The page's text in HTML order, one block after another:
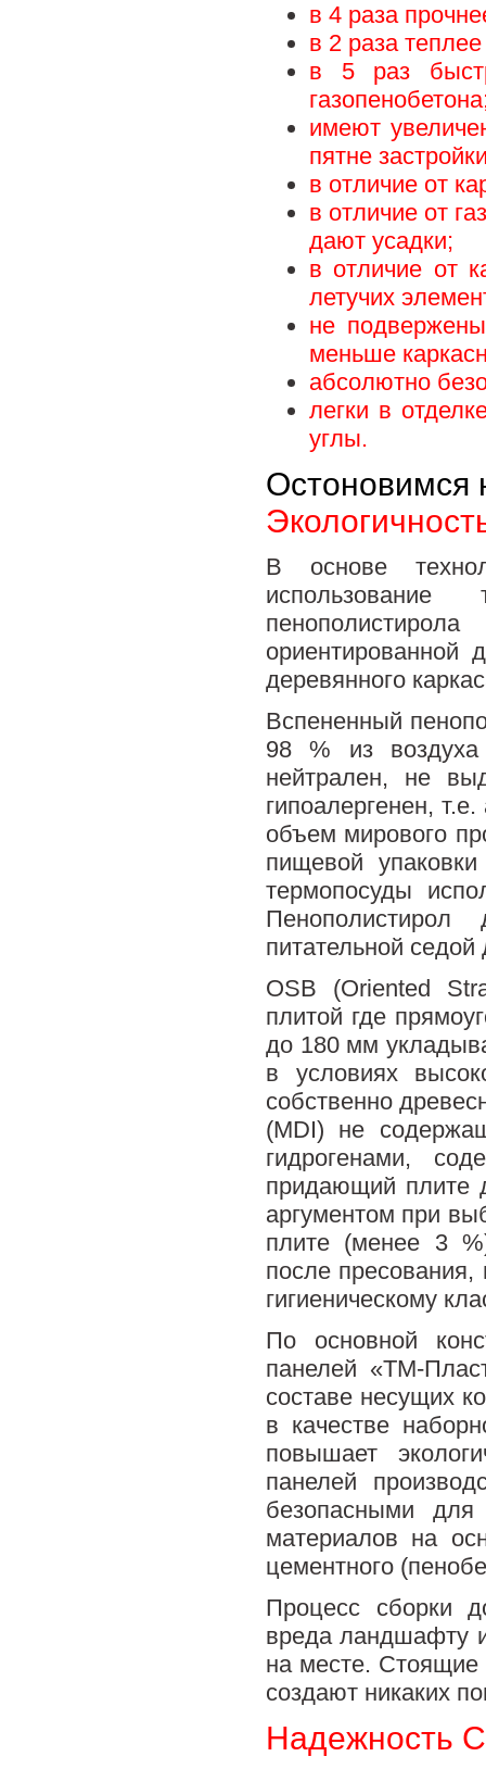
в 4 раза
в 2 раза
в 5 раз
имеют
пятне
в отличие от
в отличие от
дают усадки;
в отличие от
летучих
не
меньше
абсолютно
легки в
углы.
Остоновимся
В основе
ориентированной
деревянного
Вспененный
98 % из
нейтрален, не
гипоалергенен,
объем мирового
пищевой
термопосуды
питательной
OSB (Oriented
плитой где
до 180 мм
в условиях
собственно
(MDI) не
гидрогенами,
придающий плите
аргументом при
плите (менее 3
после пресования,
гигиеническому
По основной
панелей «ТМ-
составе несущих
в качестве
повышает
панелей
безопасными
материалов на
цементного
Процесс сборки
вреда ландшафту
на месте. Стоящие
создают никаких
Надежность